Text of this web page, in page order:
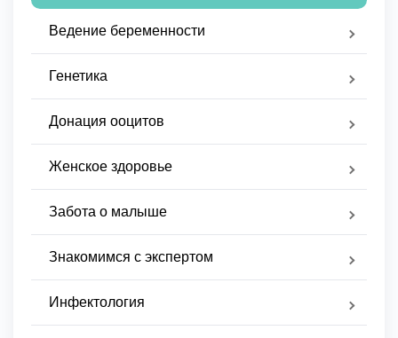
Ведение беременности
Генетика
Донация ооцитов
Женское здоровье
Забота о малыше
Знакомимся с экспертом
Инфектология